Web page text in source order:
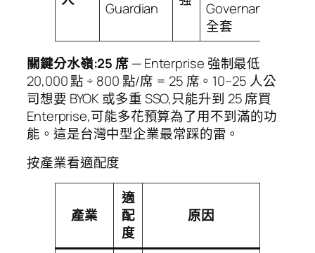
Guardian
Governance
全套
關鍵分水嶺:25 席— Enterprise 強制最低
20,000 點 ÷ 800 點/席 = 25 席。10–25 人公
司想要 BYOK 或多重 SSO,只能升到 25 席買
Enterprise,可能多花預算為了用不到滿的功
能。這是台灣中型企業最常踩的雷。
按產業看適配度
產業
適
配
度
原因